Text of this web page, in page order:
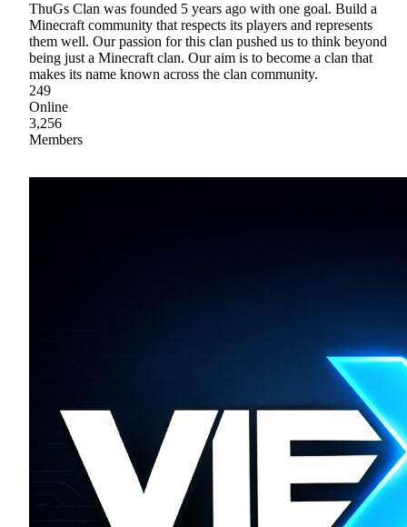
ThuGs Clan was founded 5 years ago with one goal. Build a
Minecraft community that respects its players and represents
them well. Our passion for this clan pushed us to think beyond
being just a Minecraft clan. Our aim is to become a clan that
makes its name known across the clan community.
249
Online
3,256
Members